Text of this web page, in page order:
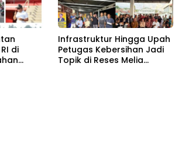
di
Infrastruktur Hingga Upah
Petugas Kebersihan Jadi
Topik di Reses Melia